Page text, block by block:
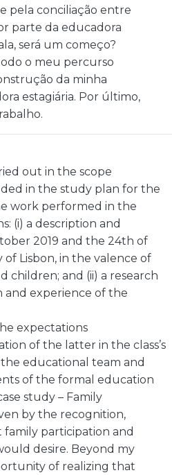
pela conciliação entre
parte da educadora
será um começo?
o meu percurso
da minha
estagiária. Por último,
out in the scope
in the study plan for the
work performed in the
(i) a description and
2019 and the 24th of
Lisbon, in the valence of
children; and (ii) a research
and experience of the
expectations
of the latter in the class’s
the educational team and
of the formal education
study – Family
by the recognition,
family participation and
desire. Beyond my
of realizing that